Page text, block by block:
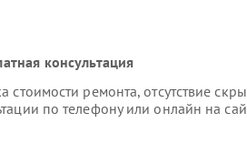
консультация
ремонта, отсутствие
по телефону или онлайн на